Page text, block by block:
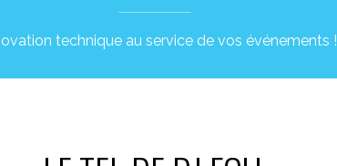
technique au service de vos événements !